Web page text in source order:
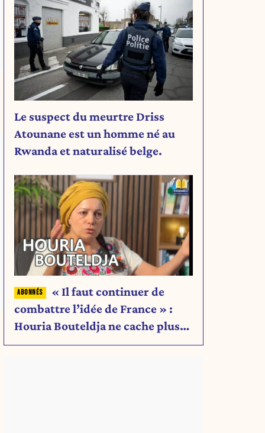
Le suspect du meurtre Driss
Atounane est un homme né au
Rwanda et naturalisé belge.
« Il faut continuer de
combattre l’idée de France » :
Houria Bouteldja ne cache plus
rien de son projet